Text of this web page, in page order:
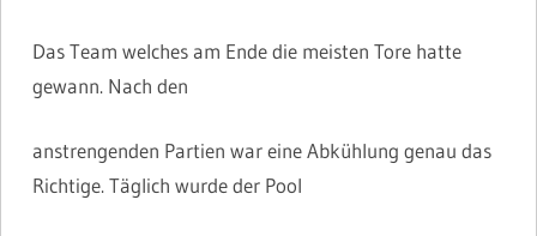
Das Team welches am Ende die meisten Tore hatte
gewann. Nach den
anstrengenden Partien war eine Abkühlung genau das
Richtige. Täglich wurde der Pool